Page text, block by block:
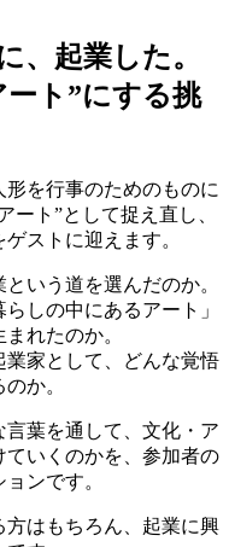
、起業した。
ト”にする挑
を行事のためのものに
ート”として捉え直し、
ストに迎えます。
いう道を選んだのか。
しの中にあるアート」
れたのか。
家として、どんな覚悟
か。
葉を通して、文化・ア
いくのかを、参加者の
ンです。
はもちろん、起業に興